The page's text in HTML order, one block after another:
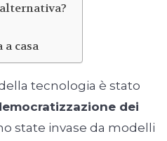
casa
tecnologia è stato
dei
state invase da modelli